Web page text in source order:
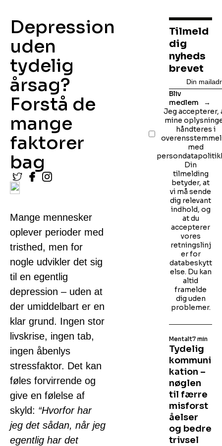
Depression
uden
tydelig
årsag?
Forstå de
mange
faktorer
bag
Mange mennesker
oplever perioder med
tristhed, men for
nogle udvikler det sig
til en egentlig
depression – uden at
der umiddelbart er en
klar grund. Ingen stor
livskrise, ingen tab,
ingen åbenlys
stressfaktor. Det kan
føles forvirrende og
give en følelse af
skyld: “Hvorfor har
jeg det sådan, når jeg
egentlig har det
Tilmeld
dig
nyheds
brevet
Bliv
medlem
Jeg accepterer,
mine
håndteres i
med
Din
tilmelding
betyder, at
vi må sende
dig relevant
indhold, og
at du
accepterer
vores
retningslinj
er for
databeskytt
else. Du kan
altid
framelde
dig uden
problemer.
Tydelig
kommuni
kation –
nøglen
til færre
misforst
åelser
og bedre
trivsel
Mentalt7 min